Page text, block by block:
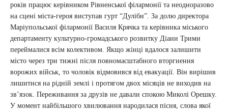
років працює керівником Рівненської філармонії та неодноразово
на сцені міста-героя виступав гурт “Дуліби”. За долю директора
Маріупольської філармонії Василя Крячка та керівника міського
департаменту культурно-громадського розвитку Діани Трими
переймалися всім колективом. Якщо жінці вдалося залишити
місто через три тижні після повномасштабного вторгнення
ворожих військ, то чоловік відмовився від евакуації. Він вирішив
лишитися на рідній землі і протягом двох місяців не виходив на
зв’язок. Переживання за друзів не давали спокою Миколі Орешку.
У момент найбільшого хвилювання народилася пісня, слова якої